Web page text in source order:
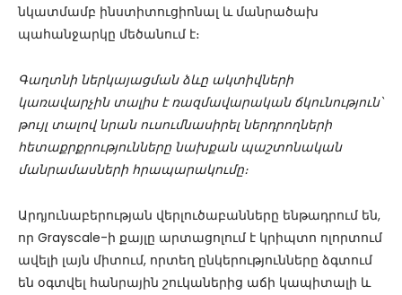
նկատմամբ ինստիտուցիոնալ և մանրածախ
պահանջարկը մեծանում է։
Գաղտնի ներկայացման ձևը ակտիվների
կառավարչին տալիս է ռազմավարական ճկունություն՝
թույլ տալով նրան ուսումնասիրել ներդրողների
հետաքրքրությունները նախքան պաշտոնական
մանրամասների հրապարակումը։
Արդյունաբերության վերլուծաբանները ենթադրում են,
որ Grayscale-ի քայլը արտացոլում է կրիպտո ոլորտում
ավելի լայն միտում, որտեղ ընկերությունները ձգտում
են օգտվել հանրային շուկաներից աճի կապիտալի և